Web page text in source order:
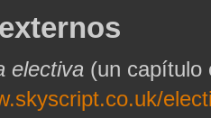
electiva (un